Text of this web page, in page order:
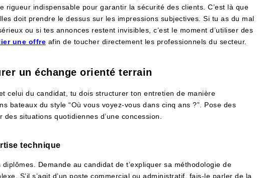
rigueur indispensable pour garantir la sécurité des clients. C’est là que
doit prendre le dessus sur les impressions subjectives. Si tu as du mal
ou si tes annonces restent invisibles, c’est le moment d’utiliser des
une offre afin de toucher directement les professionnels du secteur.
un échange orienté terrain
celui du candidat, tu dois structurer ton entretien de manière
bateaux du style “Où vous voyez-vous dans cinq ans ?”. Pose des
situations quotidiennes d’une concession.
technique
Demande au candidat de t’expliquer sa méthodologie de
S’il s’agit d’un poste commercial ou administratif, fais-le parler de la